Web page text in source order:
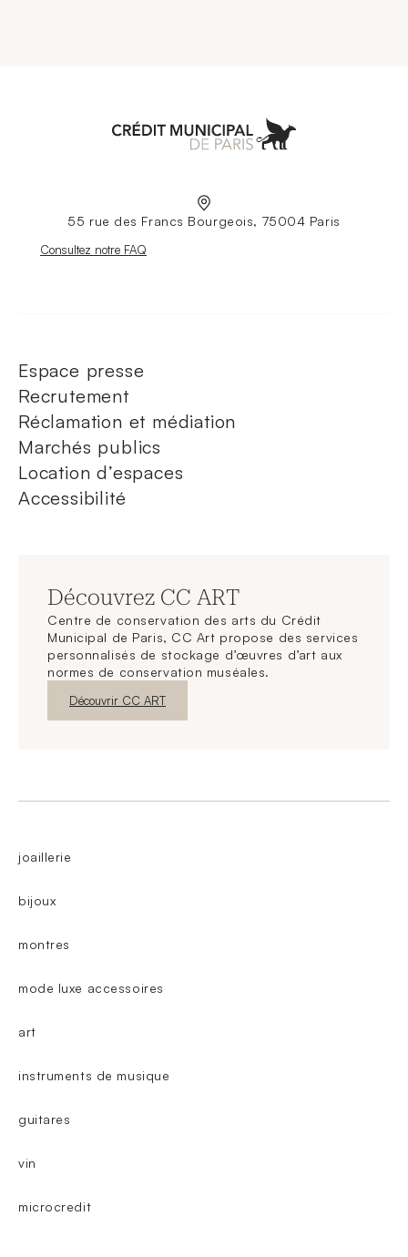
55 rue des Francs Bourgeois, 75004 Paris
Nouvelle fenêtre
Consultez notre FAQ
Espace presse
Recrutement
Réclamation et médiation
Marchés publics
Location d’espaces
Accessibilité
Découvrez CC ART
Centre de conservation des arts du Crédit
Municipal de Paris, CC Art propose des services
personnalisés de stockage d’œuvres d’art aux
normes de conservation muséales.
Nouvelle fenêtre
Découvrir CC ART
joaillerie
bijoux
montres
mode luxe accessoires
art
instruments de musique
guitares
vin
microcredit